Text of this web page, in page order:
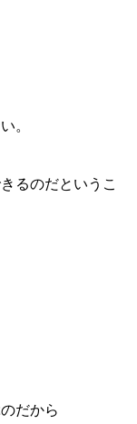
。
るのだというこ
だから